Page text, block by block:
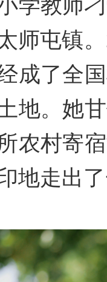
学教师
师屯镇
成了全
地。她
农村寄
地走出